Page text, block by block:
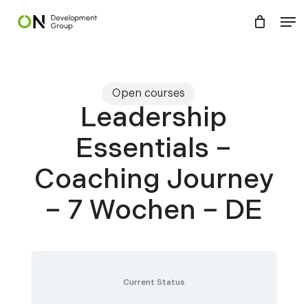
Open courses
Leadership
Essentials –
Coaching Journey
– 7 Wochen – DE
Current Status